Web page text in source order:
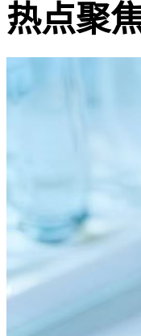
热点聚